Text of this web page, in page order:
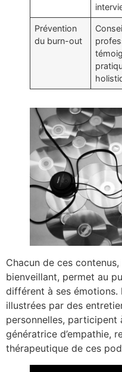
Prévention
du burn-out
Chacun de ces
bienveillant, permet au
différent à ses émotions.
illustrées par des
personnelles, participent
génératrice d’empathie,
thérapeutique de ces